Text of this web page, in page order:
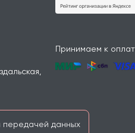
Принимаем к
передачей данных